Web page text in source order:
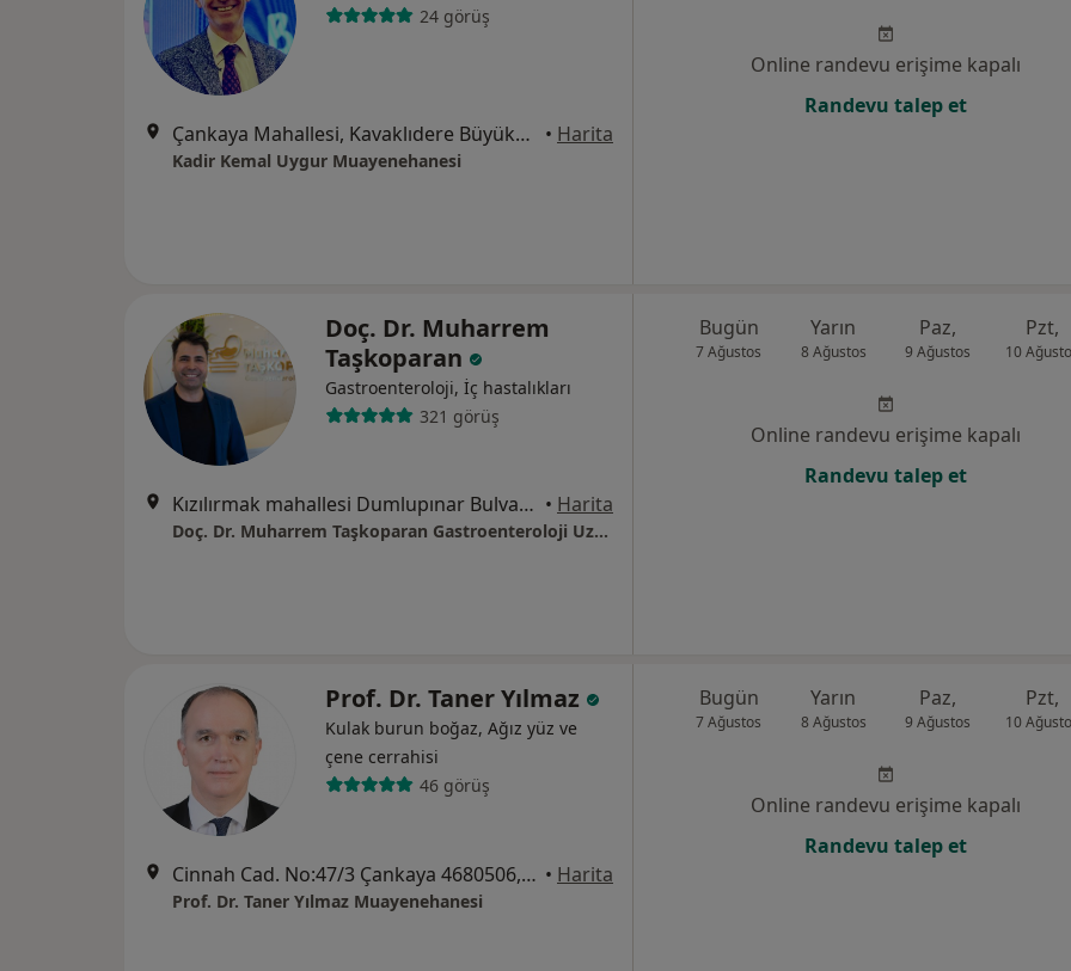
24 görüş
Çankaya Mahallesi, Kavaklıdere Büyükelçi Sokak No:12 D:6, Ankara • Harita
Kadir Kemal Uygur Muayenehanesi
Online randevu erişime kapalı
Randevu talep et
Doç. Dr. Muharrem
Taşkoparan
Gastroenteroloji, İç hastalıkları
321 görüş
Kızılırmak mahallesi Dumlupınar Bulvarı YDA CENTER A1 BLOKNo:9 10.kat Daire.405, Ankara • Harita
Doç. Dr. Muharrem Taşkoparan Gastroenteroloji Uzmanı | Endoskopi ve Kolonoskopi Merkezi Ankara
Bugün
7 Ağustos
Yarın
8 Ağustos
Paz,
9 Ağustos
Pzt,
10
Online randevu erişime kapalı
Randevu talep et
Prof. Dr. Taner Yılmaz
Kulak burun boğaz, Ağız yüz ve
çene cerrahisi
46 görüş
Cinnah Cad. No:47/3 Çankaya 4680506, Ankara • Harita
Prof. Dr. Taner Yılmaz Muayenehanesi
Bugün
7 Ağustos
Yarın
8 Ağustos
Paz,
9 Ağustos
Pzt,
10
Online randevu erişime kapalı
Randevu talep et